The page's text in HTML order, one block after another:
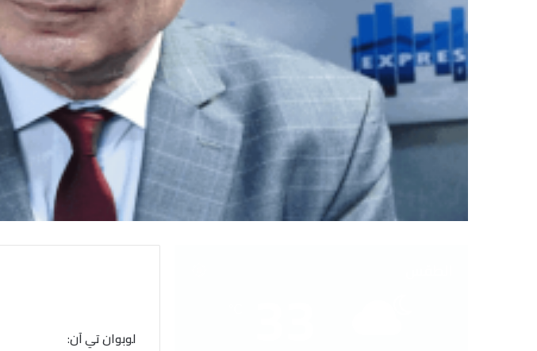
لوبوانتيآن: